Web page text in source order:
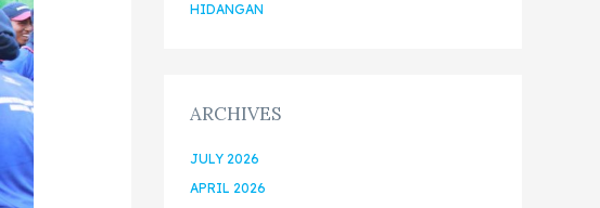
HIDANGAN
ARCHIVES
JULY 2026
APRIL 2026